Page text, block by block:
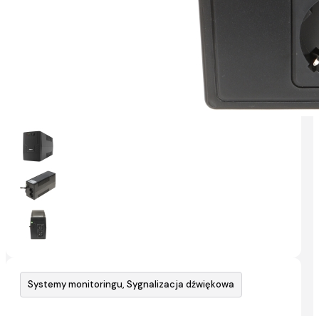
Systemy monitoringu, Sygnalizacja dźwiękowa